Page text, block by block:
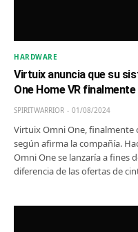
HARDWARE
Virtuix anuncia que su
One Home VR
SPIRITWARRIOR 01/08/2024
Virtuix Omni One, finalmente
según afirma la compañía.
Omni One se lanzaría a fines
diferencia de las ofertas de